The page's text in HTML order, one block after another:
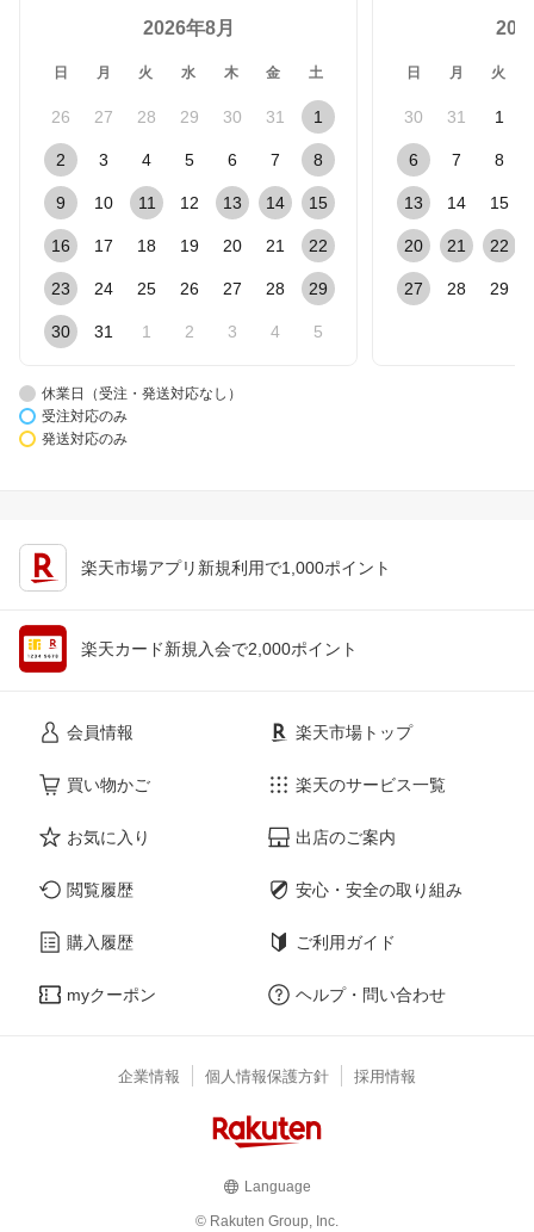
2026年8月
日 月 火 水 木 金 土
26 27 28 29 30 31 1
2 3 4 5 6 7 8
9 10 11 12 13 14 15
16 17 18 19 20 21 22
23 24 25 26 27 28 29
30 31 1 2 3 4 5
日 月 火
30 31 1
6 7 8
13 14 15
20 21 22
27 28 29
休業日（受注・発送対応なし）
受注対応のみ
発送対応のみ
楽天市場アプリ新規利用で1,000ポイント
楽天カード新規入会で2,000ポイント
会員情報
買い物かご
お気に入り
閲覧履歴
購入履歴
myクーポン
楽天市場トップ
楽天のサービス一覧
出店のご案内
安心・安全の取り組み
ご利用ガイド
ヘルプ・問い合わせ
企業情報 個人情報保護方針 採用情報
Language
© Rakuten Group, Inc.